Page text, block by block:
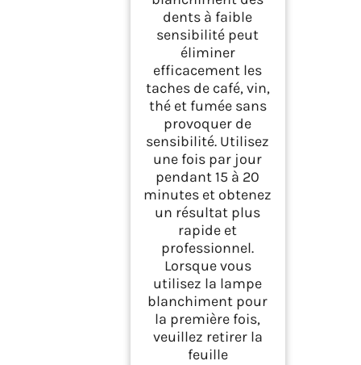
dents à faible
sensibilité peut
éliminer
efficacement les
taches de café, vin,
thé et fumée sans
provoquer de
sensibilité. Utilisez
une fois par jour
pendant 15 à 20
minutes et obtenez
un résultat plus
rapide et
professionnel.
Lorsque vous
utilisez la lampe
blanchiment pour
la première fois,
veuillez retirer la
feuille